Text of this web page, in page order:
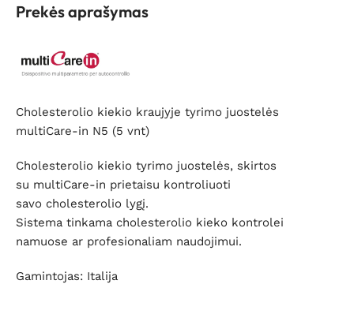
Prekės aprašymas
Cholesterolio kiekio kraujyje tyrimo juostelės
multiCare-in N5 (5 vnt)
Cholesterolio kiekio tyrimo juostelės, skirtos
su multiCare-in prietaisu kontroliuoti
savo cholesterolio lygį.
Sistema tinkama cholesterolio kieko kontrolei
namuose ar profesionaliam naudojimui.
Gamintojas: Italija